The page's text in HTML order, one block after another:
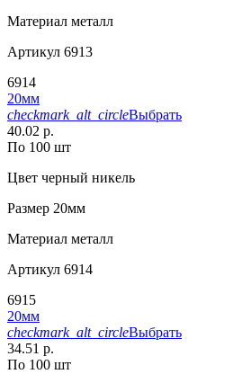
Материал металл
Артикул 6913
6914
20мм
checkmark_alt_circleВыбрать
40.02 р.
По 100 шт
Цвет черный никель
Размер 20мм
Материал металл
Артикул 6914
6915
20мм
checkmark_alt_circleВыбрать
34.51 р.
По 100 шт